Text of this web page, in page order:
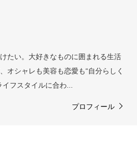
たい。大好きなものに囲まれる生活
オシャレも美容も恋愛も“自分らしく
フスタイルに合わ...
プロフィール